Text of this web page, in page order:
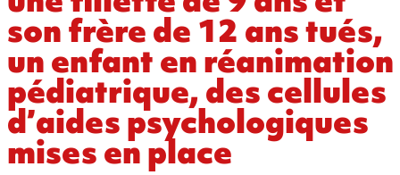
son frère de 12 ans tués,
un enfant en réanimation
pédiatrique, des cellules
d’aides psychologiques
mises en place